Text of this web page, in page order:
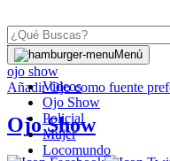
Menú
Videos
Ojo Show
Policial
Mujer
Locomundo
OJO
ojo show
AñadirOjocomo fuente
Ojo Show